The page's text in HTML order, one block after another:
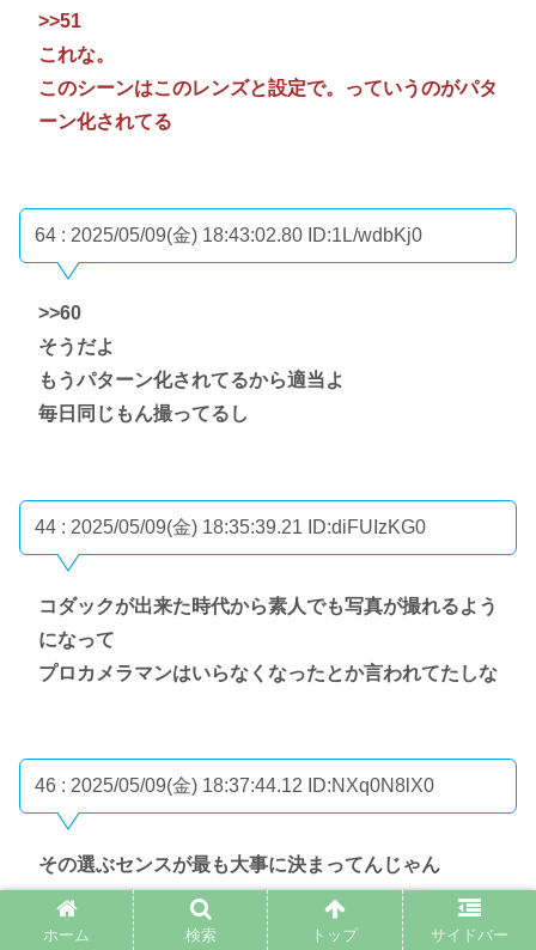
>>51
これな。
このシーンはこのレンズと設定で。っていうのがパタ
ーン化されてる
64 : 2025/05/09(金) 18:43:02.80 ID:1L/wdbKj0
>>60
そうだよ
もうパターン化されてるから適当よ
毎日同じもん撮ってるし
44 : 2025/05/09(金) 18:35:39.21 ID:diFUIzKG0
コダックが出来た時代から素人でも写真が撮れるよう
になって
プロカメラマンはいらなくなったとか言われてたしな
46 : 2025/05/09(金) 18:37:44.12 ID:NXq0N8lX0
その選ぶセンスが最も大事に決まってんじゃん
ホーム 検索 トップ サイドバー